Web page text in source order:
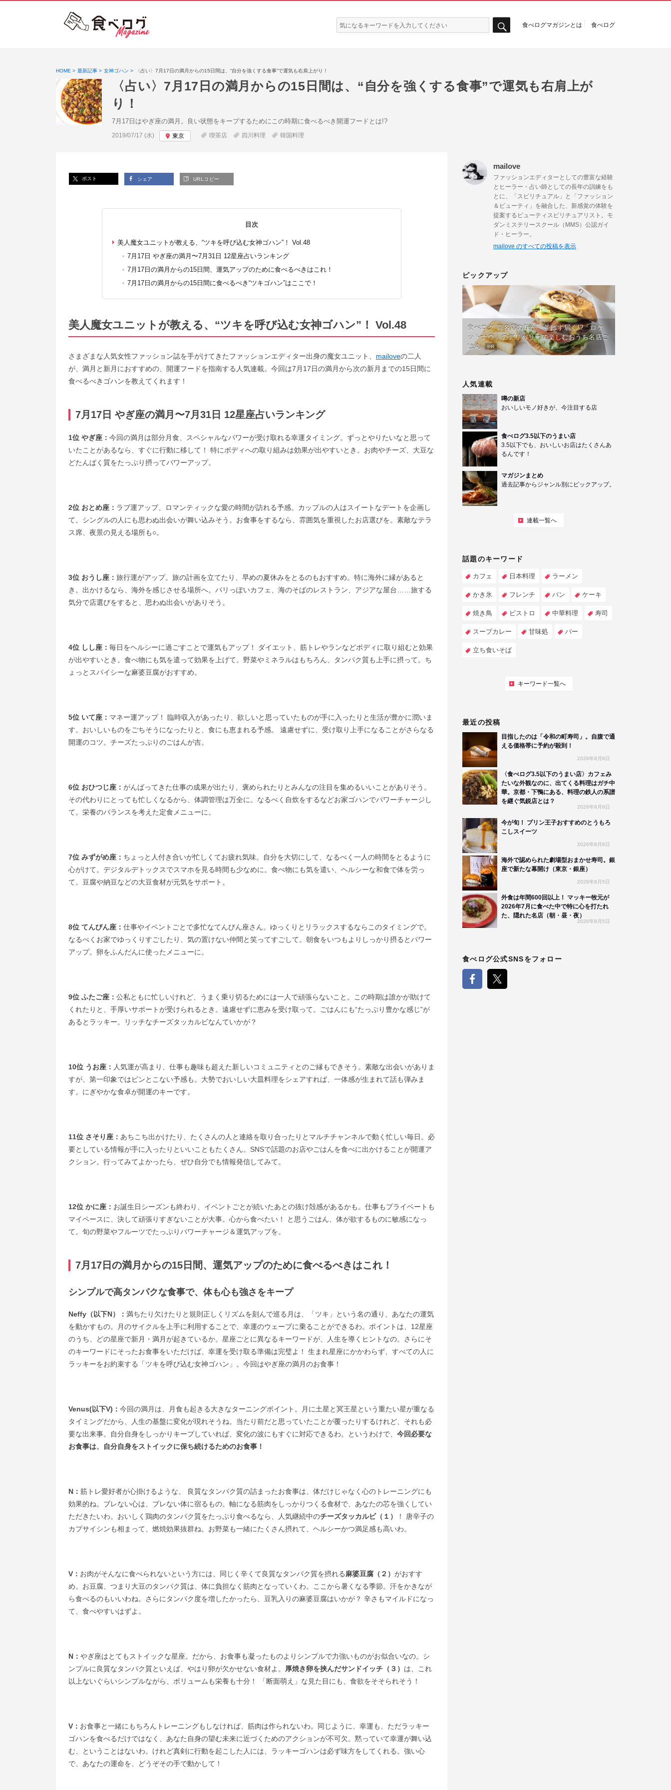
検
索:
食べログマガジンとは 食べログ
HOME 最新記事 女神ゴハン 〈占い〉7月17日の満月からの15日間は、“自分を強くする食事”で運気も右肩上がり！
〈占い〉7月17日の満月からの15日間は、“自分を強くする食事”で運気も右肩上が
り！
7月17日はやぎ座の満月。良い状態をキープするためにこの時期に食べるべき開運フードとは!?
投稿日:
2019/07/17 (水) 東京 喫茶店 四川料理 韓国料理
ポスト シェア URLコピー
目次
美人魔女ユニットが教える、“ツキを呼び込む女神ゴハン”！ Vol.48
7月17日 やぎ座の満月〜7月31日 12星座占いランキング
7月17日の満月からの15日間、運気アップのために食べるべきはこれ！
7月17日の満月からの15日間に食べるべき“ツキゴハン”はここで！
美人魔女ユニットが教える、“ツキを呼び込む女神ゴハン”！ Vol.48
さまざまな人気女性ファッション誌を手がけてきたファッションエディター出身の魔女ユニット、 mailoveの二人
が、満月と新月におすすめの、開運フードを指南する人気連載。今回は7月17日の満月から次の新月までの15日間に
食べるべきゴハンを教えてくれます！
7月17日 やぎ座の満月〜7月31日 12星座占いランキング
1位 やぎ座： 今回の満月は部分月食、スペシャルなパワーが受け取れる幸運タイミング。ずっとやりたいなと思って
いたことがあるなら、すぐに行動に移して！ 特にボディへの取り組みは効果が出やすいとき。お肉やチーズ、大豆な
どたんぱく質をたっぷり摂ってパワーアップ。
2位 おとめ座： ラブ運アップ、ロマンティックな愛の時間が訪れる予感。カップルの人はスイートなデートを企画し
て。シングルの人にも思わぬ出会いが舞い込みそう。お食事をするなら、雰囲気を重視したお店選びを。素敵なテラ
ス席、夜景の見える場所も○。
3位 おうし座： 旅行運がアップ。旅の計画を立てたり、早めの夏休みをとるのもおすすめ。特に海外に縁があると
き。出かけるなら、海外を感じさせる場所へ。パリっぽいカフェ、海のそばのレストラン、アジアな屋台……旅する
気分で店選びをすると、思わぬ出会いがありそう。
4位 しし座： 毎日をヘルシーに過ごすことで運気もアップ！ ダイエット、筋トレやランなどボディに取り組むと効果
が出やすいとき。食べ物にも気を遣って効果を上げて。野菜やミネラルはもちろん、タンパク質も上手に摂って。ち
ょっとスパイシーな麻婆豆腐がおすすめ。
5位 いて座： マネー運アップ！ 臨時収入があったり、欲しいと思っていたものが手に入ったりと生活が豊かに潤いま
す。おいしいものをごちそうになったりと、食にも恵まれる予感。 遠慮せずに、受け取り上手になることがさらなる
開運のコツ。チーズたっぷりのごはんが吉。
6位 おひつじ座： がんばってきた仕事の成果が出たり、褒められたりとみんなの注目を集めるいいことがありそう。
その代わりにとっても忙しくなるから、体調管理は万全に。なるべく自炊をするなどお家ゴハンでパワーチャージし
て。栄養のバランスを考えた定食メニューに。
7位 みずがめ座： ちょっと人付き合いが忙しくてお疲れ気味。自分を大切にして、なるべく一人の時間をとるように
心がけて。デジタルデトックスでスマホを見る時間も少なめに。食べ物にも気を遣い、ヘルシーな和食で体を労っ
て。豆腐や納豆などの大豆食材が元気をサポート。
8位 てんびん座： 仕事やイベントごとで多忙なてんびん座さん。ゆっくりとリラックスするならこのタイミングで。
なるべくお家でゆっくりすごしたり、気の置けない仲間と笑ってすごして。朝食をいつもよりしっかり摂るとパワー
アップ。卵をふんだんに使ったメニューに。
9位 ふたご座： 公私ともに忙しいけれど、うまく乗り切るためには一人で頑張らないこと。この時期は誰かが助けて
くれたりと、手厚いサポートが受けられるとき。遠慮せずに恵みを受け取って。ごはんにも“たっぷり豊かな感じ”が
あるとラッキー。リッチなチーズタッカルビなんていかが？
10位 うお座： 人気運が高まり、仕事も趣味も超えた新しいコミュニティとのご縁もできそう。素敵な出会いがありま
すが、第一印象ではピンとこない予感も。大勢でおいしい大皿料理をシェアすれば、一体感が生まれて話も弾みま
す。にぎやかな食卓が開運のキーです。
11位 さそり座： あちこち出かけたり、たくさんの人と連絡を取り合ったりとマルチチャンネルで動く忙しい毎日。必
要としている情報が手に入ったりといいこともたくさん。SNSで話題のお店やごはんを食べに出かけることが開運ア
クション。行ってみてよかったら、ぜひ自分でも情報発信してみて。
12位 かに座： お誕生日シーズンも終わり、イベントごとが続いたあとの抜け殻感があるかも。仕事もプライベートも
マイペースに、決して頑張りすぎないことが大事。心から食べたい！ と思うごはん、体が欲するものに敏感になっ
て。旬の野菜やフルーツでたっぷりパワーチャージ＆運気アップを。
7月17日の満月からの15日間、運気アップのために食べるべきはこれ！
シンプルで高タンパクな食事で、体も心も強さをキープ
Neffy（以下N）： 満ちたり欠けたりと規則正しくリズムを刻んで巡る月は、「ツキ」という名の通り、あなたの運気
を動かすもの。月のサイクルを上手に利用することで、幸運のウェーブに乗ることができるわ。ポイントは、12星座
のうち、どの星座で新月・満月が起きているか。星座ごとに異なるキーワードが、人生を導くヒントなの。さらにそ
のキーワードにそったお食事をいただけば、幸運を受け取る準備は完璧よ！ 生まれ星座にかかわらず、すべての人に
ラッキーをお約束する「ツキを呼び込む女神ゴハン」。今回はやぎ座の満月のお食事！
Venus(以下V)： 今回の満月は、月食も起きる大きなターニングポイント。月に土星と冥王星という重たい星が重なる
タイミングだから、人生の基盤に変化が現れそうね。当たり前だと思っていたことが覆ったりするけれど、それも必
要な出来事。自分自身をしっかりキープしていれば、変化の波にもすぐに対応できるわ。というわけで、 今回必要な
お食事は、自分自身をストイックに保ち続けるためのお食事！
N： 筋トレ愛好者が心掛けるような、 良質なタンパク質の詰まったお食事は、体だけじゃなく心のトレーニングにも
効果的ね。ブレない心は、ブレない体に宿るもの。軸になる筋肉をしっかりつくる食材で、あなたの芯を強くしてい
ただきたいわ。おいしく鶏肉のタンパク質をたっぷり食べるなら、人気継続中のチーズタッカルビ（１）
！ 唐辛子の
カプサイシンも相まって、燃焼効果抜群ね。お野菜も一緒にたくさん摂れて、ヘルシーかつ満足感も高いわ。
V： お肉がそんなに食べられないという方には、同じく辛くて良質なタンパク質を摂れる麻婆豆腐（２） がおすす
め。お豆腐、つまり大豆のタンパク質は、体に負担なく筋肉となっていくわ。ここから暑くなる季節。汗をかきなが
ら食べるのもいいわね。さらにタンパク度を増したかったら、豆乳入りの麻婆豆腐はいかが？ 辛さもマイルドになっ
て、食べやすいはずよ。
N： やぎ座はとてもストイックな星座。だから、お食事も凝ったものよりシンプルで力強いものがお似合いなの。シ
ンプルに良質なタンパク質といえば、やはり卵が欠かせない食材よ。 厚焼き卵を挟んだサンドイッチ（３） は、これ
以上ないぐらいシンプルながら、ボリュームも栄養も十分！ 「断面萌え」な見た目にも、食欲をそそられそう！
V： お食事と一緒にもちろんトレーニングもしなければ、筋肉は作られないわ。同じように、幸運も、ただラッキー
ゴハンを食べるだけではなく、あなた自身の望む未来に近づくためのアクションが不可欠。黙っていて幸運が舞い込
む、ということはないわ。けれど真剣に行動を起こした人には、ラッキーゴハンは必ず味方をしてくれる。強い心
で、あなたの運命を、どうぞその手で動かして！
mailove
ファッションエディターとしての豊富な経験
とヒーラー・占い師としての長年の訓練をも
とに、「スピリチュアル」と「ファッション
＆ビューティ」を融合した、新感覚の体験を
提案するビューティスピリチュアリスト。モ
ダンミステリースクール（MMS）公認ガイ
ド・ヒーラー。
mailove のすべての投稿を表示
ピックアップ
食べログ 百名店の味が、並ばず届く!?「ロケ
ットナウ」のデリバリーで楽しむおうち名店ご
はん
PR
人気連載
噂の新店
おいしいモノ好きが、今注目する店
食べログ3.5以下のうまい店
3.5以下でも、おいしいお店はたくさんあ
るんです！
マガジンまとめ
過去記事からジャンル別にピックアップ。
連載一覧へ
話題のキーワード
カフェ 日本料理 ラーメン
かき氷 フレンチ パン ケーキ
焼き鳥 ビストロ 中華料理 寿司
スープカレー 甘味処 バー
立ち食いそば
キーワード一覧へ
最近の投稿
目指したのは「令和の町寿司」。自腹で通
える価格帯に予約が殺到！
2026年8月6日
〈食べログ3.5以下のうまい店〉カフェみ
たいな外観なのに、出てくる料理はガチ中
華。京都・下鴨にある、料理の鉄人の系譜
を継ぐ気鋭店とは？
2026年8月6日
今が旬！ プリン王子おすすめのとうもろ
こしスイーツ
2026年8月6日
海外で認められた劇場型おまかせ寿司。銀
座で新たな幕開け（東京・銀座）
2026年8月5日
外食は年間600回以上！ マッキー牧元が
2026年7月に食べた中で特に心を打たれ
た、隠れた名店（朝・昼・夜）
2026年8月5日
食べログ公式SNSをフォロー